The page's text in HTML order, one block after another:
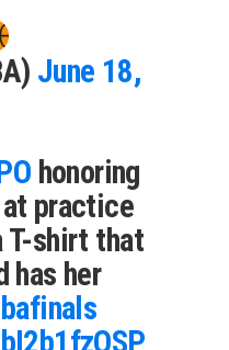
June 18,
honoring
practice
T-shirt that
has her